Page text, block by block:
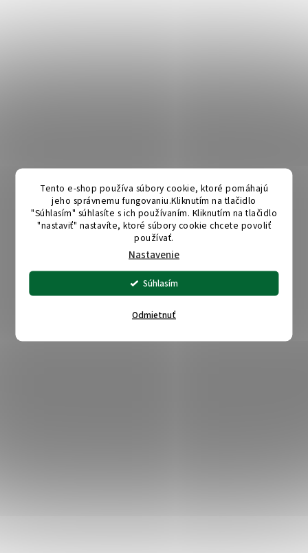
Tento e-shop používa súbory cookie, ktoré pomáhajú
jeho správnemu fungovaniu.Kliknutím na tlačidlo
"Súhlasím" súhlasíte s ich používaním. Kliknutím na tlačidlo
"nastaviť" nastavíte, ktoré súbory cookie chcete povoliť
používať.
Nastavenie
Odmietnuť
Súhlasím